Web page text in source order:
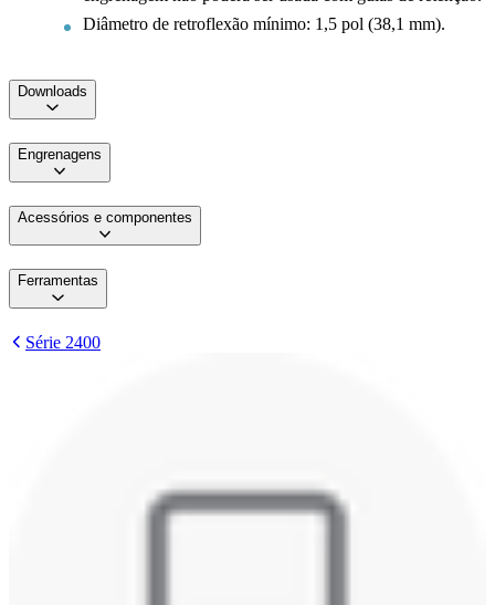
Diâmetro de retroflexão mínimo: 1,5 pol (38,1 mm).
Downloads
Engrenagens
Acessórios e componentes
Ferramentas
Série 2400